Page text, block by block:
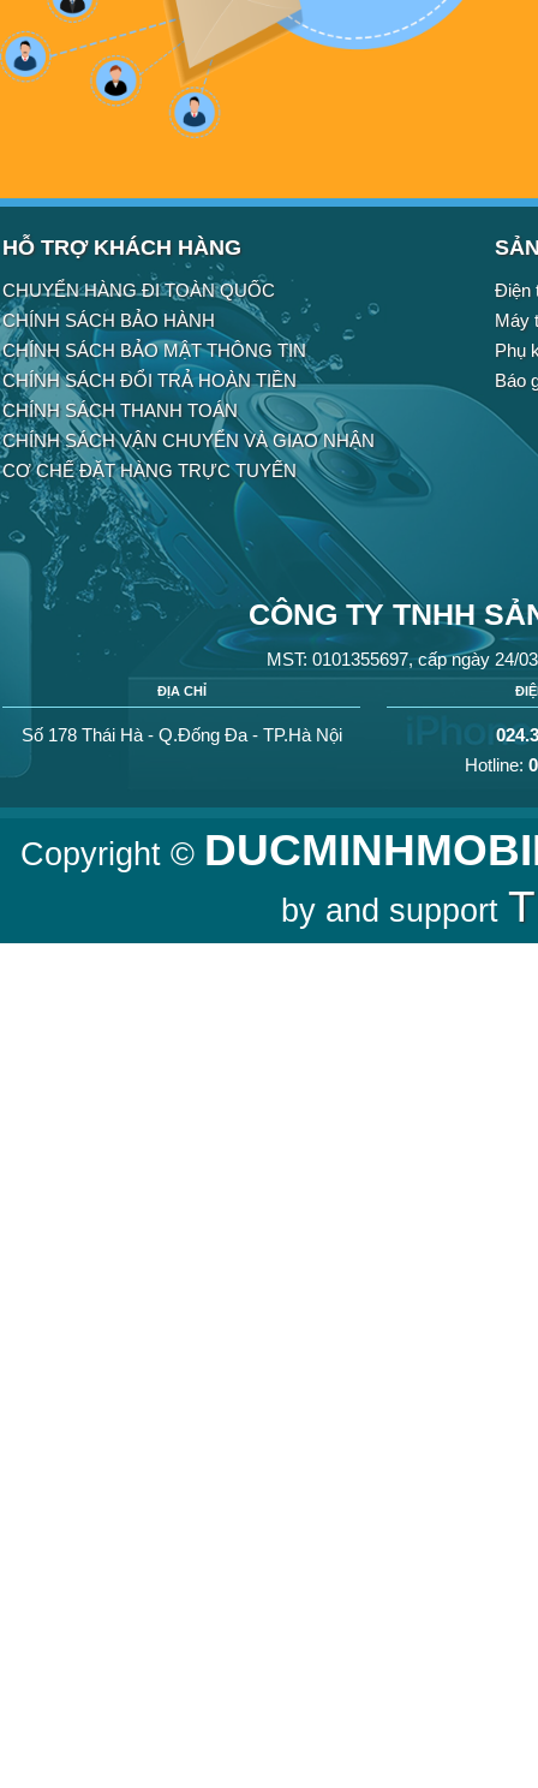
HỖ TRỢ KHÁCH HÀNG
CHUYỂN HÀNG ĐI TOÀN QUỐC
CHÍNH SÁCH BẢO HÀNH
CHÍNH SÁCH BẢO MẬT THÔNG TIN
CHÍNH SÁCH ĐỔI TRẢ HOÀN TIỀN
CHÍNH SÁCH THANH TOÁN
CHÍNH SÁCH VẬN CHUYỂN VÀ GIAO NHẬN
CƠ CHẾ ĐẶT HÀNG TRỰC TUYẾN
Điện
Máy
Phụ
Báo
CÔNG TY TNHH
MST: 0101355697, cấp ngày 24/
ĐỊA CHỈ
Số 178 Thái Hà - Q.Đống Đa - TP.Hà Nội
Hotline:
Copyright ©
by and support